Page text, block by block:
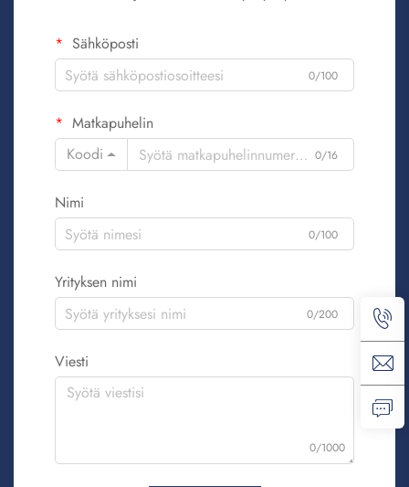
Sähköposti
0/100
Matkapuhelin
Koodi
0/16
Nimi
0/100
Yrityksen nimi
0/200
Viesti
0/1000